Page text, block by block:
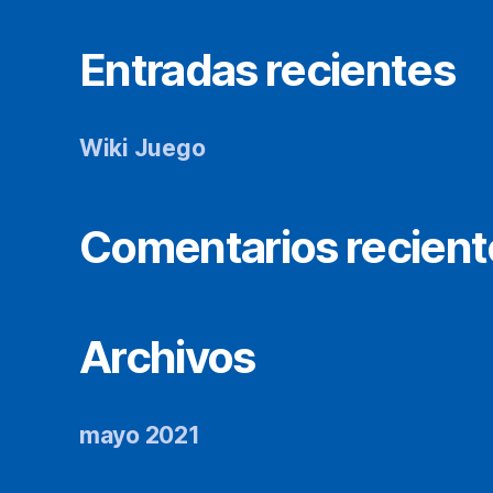
Entradas recientes
Wiki Juego
Comentarios
Archivos
mayo 2021